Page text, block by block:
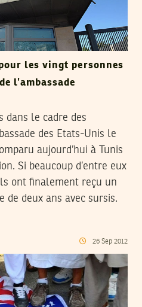
les vingt personnes
l’ambassade
dans le cadre des
des Etats-Unis le
aujourd’hui à Tunis
Si beaucoup d’entre eux
ont finalement reçu un
de deux ans avec sursis.
26 Sep 2012